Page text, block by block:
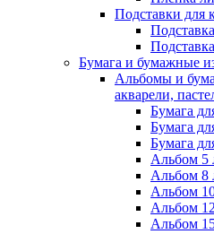
Подставки для
Бумага и бумажные
Альбомы и
акварели,
Бумага
Бумага
Бумага
Альбом 5
Альбом 8
Альбом
Альбом
Альбом